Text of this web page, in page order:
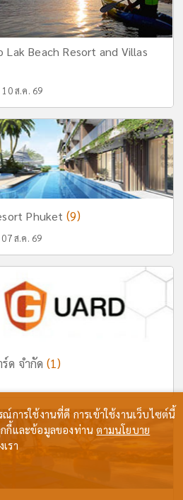
Lak Beach Resort and Villas
ส.ค. 69
Phuket (9)
ส.ค. 69
ด จำกัด (1)
การใช้งานที่ดี การเข้าใช้งานเว็บไซต์นี้
กกี้และข้อมูลของท่านตามนโยบาย
รา